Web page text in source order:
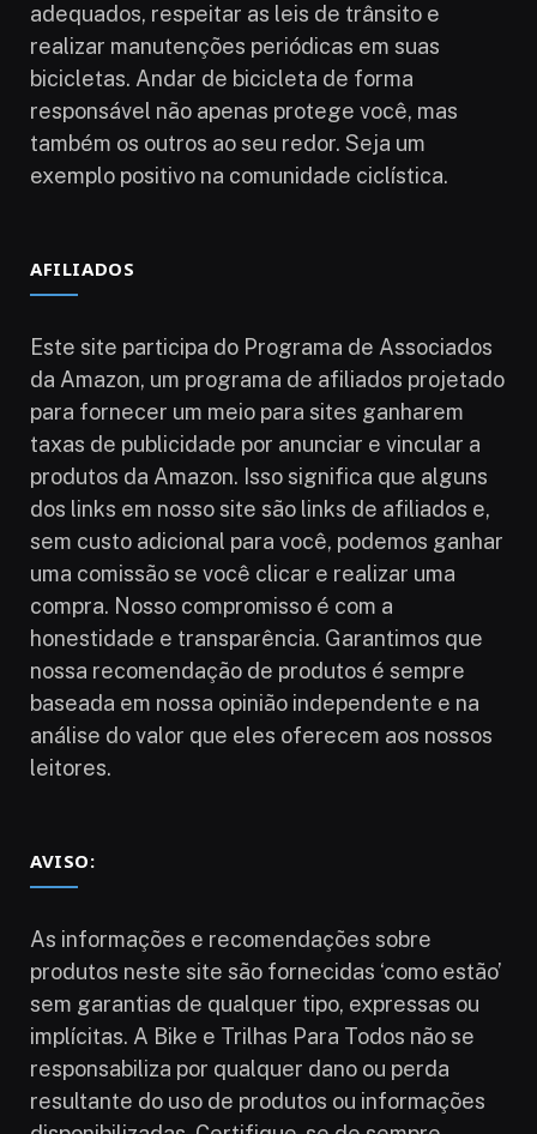
adequados, respeitar as leis de trânsito e
realizar manutenções periódicas em suas
bicicletas. Andar de bicicleta de forma
responsável não apenas protege você, mas
também os outros ao seu redor. Seja um
exemplo positivo na comunidade ciclística.
AFILIADOS
Este site participa do Programa de Associados
da Amazon, um programa de afiliados projetado
para fornecer um meio para sites ganharem
taxas de publicidade por anunciar e vincular a
produtos da Amazon. Isso significa que alguns
dos links em nosso site são links de afiliados e,
sem custo adicional para você, podemos ganhar
uma comissão se você clicar e realizar uma
compra. Nosso compromisso é com a
honestidade e transparência. Garantimos que
nossa recomendação de produtos é sempre
baseada em nossa opinião independente e na
análise do valor que eles oferecem aos nossos
leitores.
AVISO:
As informações e recomendações sobre
produtos neste site são fornecidas ‘como estão’
sem garantias de qualquer tipo, expressas ou
implícitas. A Bike e Trilhas Para Todos não se
responsabiliza por qualquer dano ou perda
resultante do uso de produtos ou informações